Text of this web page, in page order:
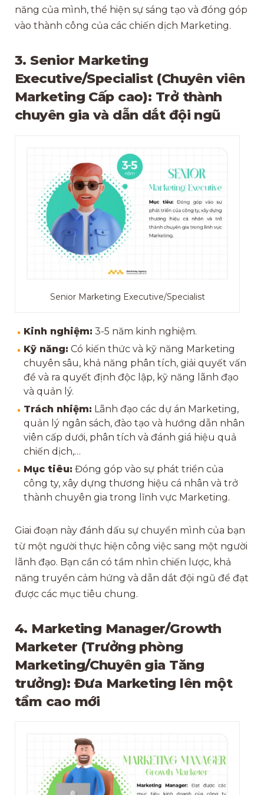
năng của mình, thể hiện sự sáng tạo và đóng góp
vào thành công của các chiến dịch Marketing.
3. Senior Marketing
Executive/Specialist (Chuyên viên
Marketing Cấp cao): Trở thành
chuyên gia và dẫn dắt đội ngũ
Senior Marketing Executive/Specialist
Kinh nghiệm: 3-5 năm kinh nghiệm.
Kỹ năng: Có kiến thức và kỹ năng Marketing
chuyên sâu, khả năng phân tích, giải quyết vấn
đề và ra quyết định độc lập, kỹ năng lãnh đạo
và quản lý.
Trách nhiệm: Lãnh đạo các dự án Marketing,
quản lý ngân sách, đào tạo và hướng dẫn nhân
viên cấp dưới, phân tích và đánh giá hiệu quả
chiến dịch,…
Mục tiêu: Đóng góp vào sự phát triển của
công ty, xây dựng thương hiệu cá nhân và trở
thành chuyên gia trong lĩnh vực Marketing.
Giai đoạn này đánh dấu sự chuyển mình của bạn
từ một người thực hiện công việc sang một người
lãnh đạo. Bạn cần có tầm nhìn chiến lược, khả
năng truyền cảm hứng và dẫn dắt đội ngũ để đạt
được các mục tiêu chung.
4. Marketing Manager/Growth
Marketer (Trưởng phòng
Marketing/Chuyên gia Tăng
trưởng): Đưa Marketing lên một
tầm cao mới